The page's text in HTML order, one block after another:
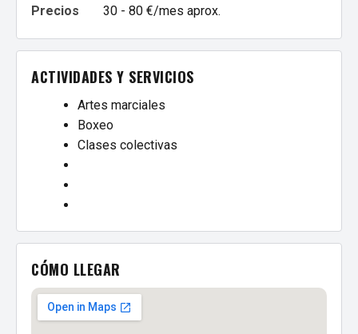
Precios
30 - 80 €/mes aprox.
ACTIVIDADES Y SERVICIOS
Artes marciales
Boxeo
Clases colectivas
CÓMO LLEGAR